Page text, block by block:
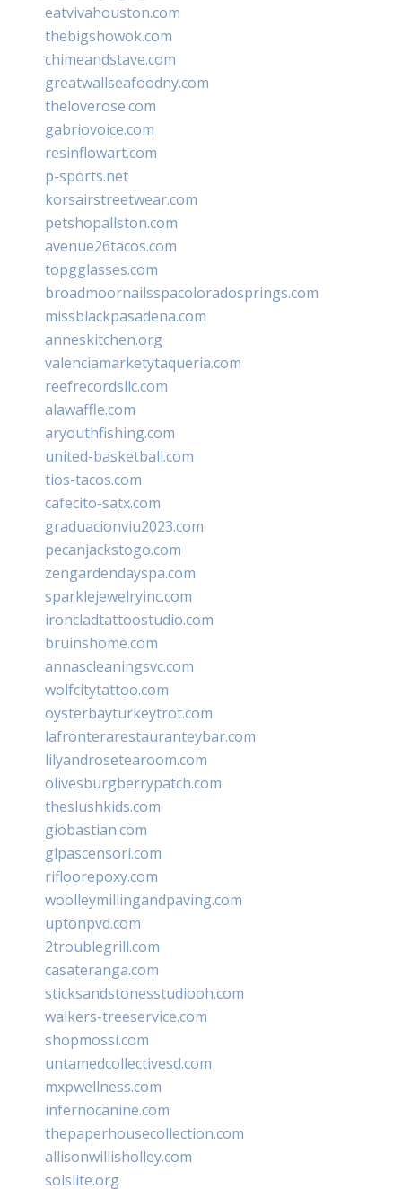
eatvivahouston.com
thebigshowok.com
chimeandstave.com
greatwallseafoodny.com
theloverose.com
gabriovoice.com
resinflowart.com
p-sports.net
korsairstreetwear.com
petshopallston.com
avenue26tacos.com
topgglasses.com
broadmoornailsspacoloradosprings.com
missblackpasadena.com
anneskitchen.org
valenciamarketytaqueria.com
reefrecordsllc.com
alawaffle.com
aryouthfishing.com
united-basketball.com
tios-tacos.com
cafecito-satx.com
graduacionviu2023.com
pecanjackstogo.com
zengardendayspa.com
sparklejewelryinc.com
ironcladtattoostudio.com
bruinshome.com
annascleaningsvc.com
wolfcitytattoo.com
oysterbayturkeytrot.com
lafronterarestauranteybar.com
lilyandrosetearoom.com
olivesburgberrypatch.com
theslushkids.com
giobastian.com
glpascensori.com
rifloorepoxy.com
woolleymillingandpaving.com
uptonpvd.com
2troublegrill.com
casateranga.com
sticksandstonesstudiooh.com
walkers-treeservice.com
shopmossi.com
untamedcollectivesd.com
mxpwellness.com
infernocanine.com
thepaperhousecollection.com
allisonwillisholley.com
solslite.org